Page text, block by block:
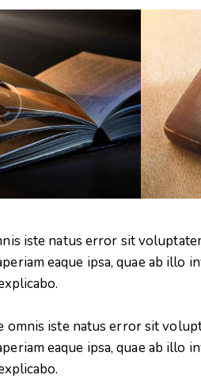
iste natus error sit
eaque ipsa, quae ab illo
omnis iste natus error sit
eaque ipsa, quae ab illo